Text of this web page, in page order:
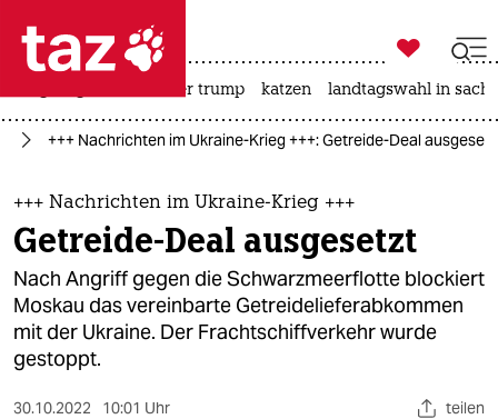
 taz zahl ich
taz zahl ich
themen
politik
öko
gesellschaft
kultur

taz zahl ich
usa unter trump katzen landtagswahl in
+++ Nachrichten im Ukraine-Krieg +++: Getreide-Deal
+++ Nachrichten im Ukraine-Krieg +++
Getreide-Deal ausgesetzt
Nach Angriff gegen die Schwarzmeerflotte blockiert
Moskau das vereinbarte Getreidelieferabkommen
mit der Ukraine. Der Frachtschiffverkehr wurde
gestoppt.
30.10.2022 10:01 Uhr teilen